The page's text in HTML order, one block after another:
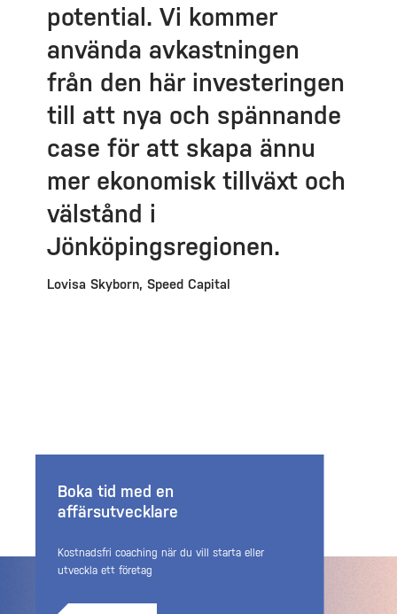
potential. Vi kommer
använda avkastningen
från den här investeringen
till att nya och spännande
case för att skapa ännu
mer ekonomisk tillväxt och
välstånd i
Jönköpingsregionen.
Lovisa Skyborn, Speed Capital
Boka tid med en
affärsutvecklare
Kostnadsfri coaching när du vill starta eller
utveckla ett företag